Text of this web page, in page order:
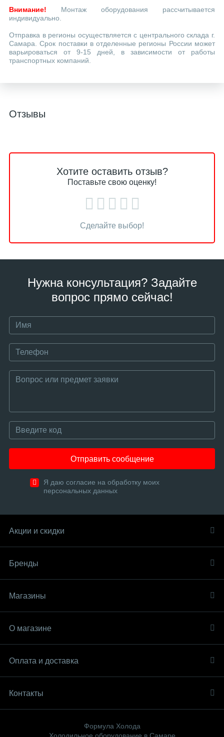
Внимание! Монтаж оборудования рассчитывается
индивидуально.
Отправка в регионы осуществляется с центрального склада г.
Самара. Срок поставки в отделенные регионы России может
варьироваться от 9-15 дней, в зависимости от работы
транспортных компаний.
Отзывы
Хотите оставить отзыв?
Поставьте свою оценку!
Сделайте выбор!
Нужна консультация? Задайте
вопрос прямо сейчас!
Отправить сообщение
Я даю согласие на обработку моих
персональных данных
Акции и скидки
Бренды
Магазины
О магазине
Оплата и доставка
Контакты
Формула Холода